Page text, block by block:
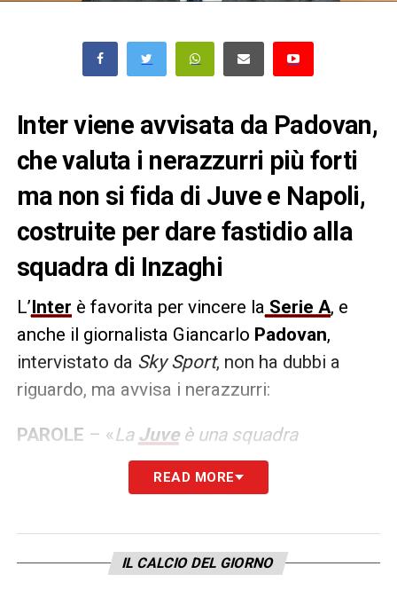
Inter viene avvisata da Padovan,
che valuta i nerazzurri più forti
ma non si fida di Juve e Napoli,
costruite per dare fastidio alla
squadra di Inzaghi
L’Inter è favorita per vincere la Serie A, e
anche il giornalista Giancarlo Padovan,
intervistato da Sky Sport, non ha dubbi a
riguardo, ma avvisa i nerazzurri:
PAROLE – «La Juve è una squadra
importante, un mercato di livello, potente
anche quello del Napoli per nomi, cifra
la dimostrazione è stata con l’Atalanta, è più
READ MORE
IL CALCIO DEL GIORNO